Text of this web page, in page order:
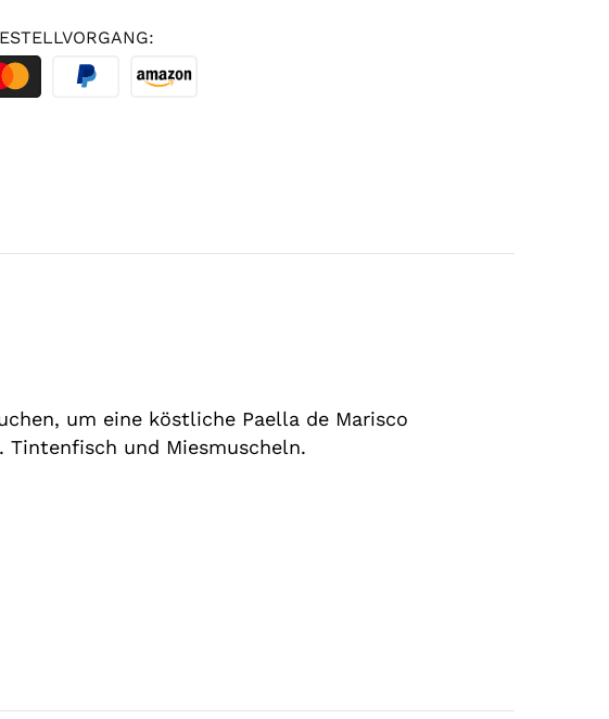
um eine köstliche Paella de Marisco
Tintenfisch und Miesmuscheln.